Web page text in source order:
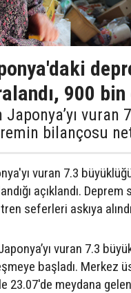
900
Japonya’yı
bilançosu
vuran 7.3
açıklandı.
seferleri askıya
vuran 7.3
başladı. Merkez
23.07'de meydana